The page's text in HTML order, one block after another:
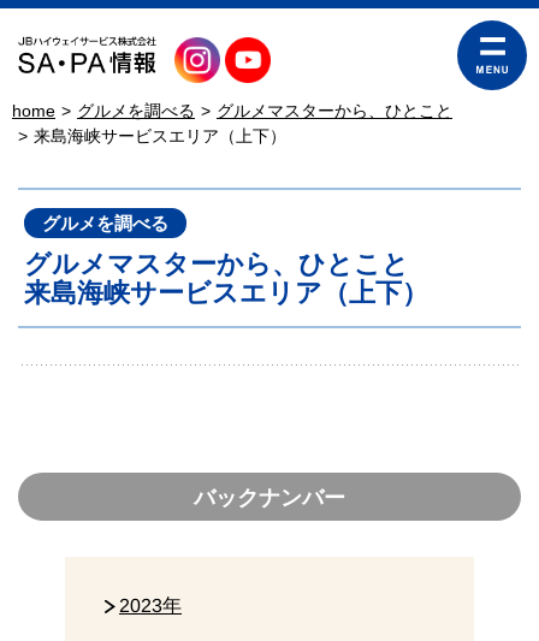
home グルメを調べる
グルメマスターから、ひとこと
来島海峡サービスエリア（上下）
グルメを調べる
グルメマスターから、ひとこと
来島海峡サービスエリア（上下）
バックナンバー
2023年